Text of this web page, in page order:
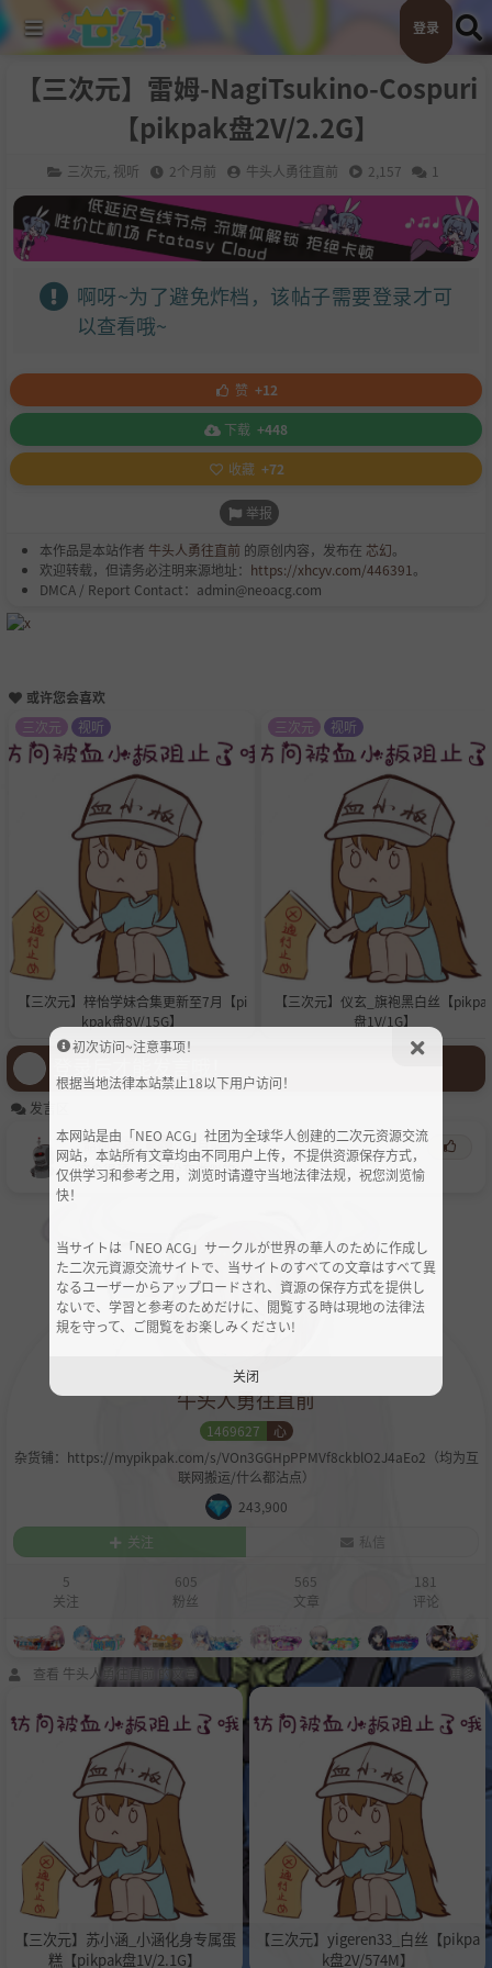
登录
【三次元】雷姆-NagiTsukino-Cospuri
【pikpak盘2V/2.2G】
三次元 视听 2个月前 牛头人勇往直前 2,157 1
啊呀~为了避免炸档，该帖子需要登录才可
以查看哦~
赞 +12
下载 +448
收藏 +72
举报
本作品是本站作者 牛头人勇往直前 的原创内容，发布在 芯幻。
欢迎转载，但请务必注明来源地址： https://xhcyv.com/446391 。
DMCA / Report Contact：admin@neoacg.com
或许您会喜欢
【三次元】梓怡学妹合集更新至7月【pi
kpak盘8V/15G】
三次元 视听
【三次元】仪玄_旗袍黑白丝【
盘1V/1G】
三次元 视听
发言区
韶钢老弟
心
2个月前
这个很顶，还有没有类似的
牛头人勇往直前
1469627
心
杂货铺：https://mypikpak.com/s/VOn3GGHpPPMVf8ckblO2J4aEo2（均为互
联网搬运/什么都沾点）
243,900
关注
私信
5
关注
605
粉丝
565
文章
181
评论
查看 牛头人勇往直前 的文章 更多 »
【三次元】苏小涵_小涵化身专属蛋
糕【pikpak盘1V/2.1G】
【三次元】yigeren33_白丝【pikpa
k盘2V/574M】
初次访问~注意事项！
根据当地法律本站禁止18以下用户访问！
本网站是由「NEO ACG」社团为全球华人创建的二次元资源交流
网站，本站所有文章均由不同用户上传，不提供资源保存方式，
仅供学习和参考之用，浏览时请遵守当地法律法规，祝您浏览愉
快！
当サイトは「NEO ACG」サークルが世界の華人のために作成し
た二次元資源交流サイトで、当サイトのすべての文章はすべて異
なるユーザーからアップロードされ、資源の保存方式を提供し
ないで、学習と参考のためだけに、閲覧する時は現地の法律法
規を守って、ご閲覧をお楽しみください!
关闭